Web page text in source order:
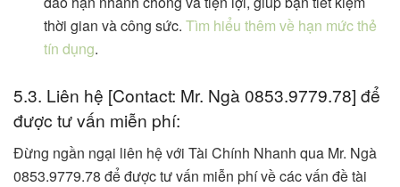
thời gian và công sức.Tìm hiểu thêm về hạn mức thẻ
tín dụng.
5.3. Liên hệ [Contact: Mr. Ngà 0853.9779.78] để
được tư vấn miễn phí:
Đừng ngần ngại liên hệ với Tài Chính Nhanh qua Mr. Ngà
0853.9779.78 để được tư vấn miễn phí về các vấn đề tài